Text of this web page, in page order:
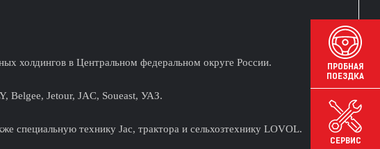
ПРОБНАЯ
ПОЕЗДКА
СЕРВИС
холдингов в Центральном федеральном округе России.
Belgee, Jetour, JAC, Soueast, УАЗ.
специальную технику Jac, трактора и сельхозтехнику LOVOL.